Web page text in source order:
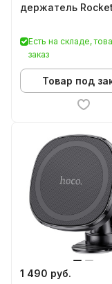
держатель
Есть на складе,
заказ
Товар под
1 490 руб.